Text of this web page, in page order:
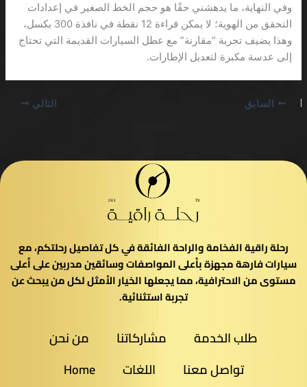
وفي النهاية، ما يدهشني حقًا هو حجم الخط الصغير في إعدادات
التحقق من الهوية؛ لا يمكن قراءة 12 نقطة في نافذة 300 بكسل،
وهذا يضيف تجربة “مقارنة” مع عطل السيارات القديمة التي تحتاج
إلى عدسة مكبرة لتعديل الإطارات.
السابق التالي
رحلة راقية الفخامة والراحة الفائقة في كل تفاصيل رحلتكم، مع
سيارات فارهة مجهزة بأعلى المواصفات وسائقين مدربين على أعلى
مستوى من الاحترافية، مما يجعلها الخيار الأمثل لكل من يبحث عن
تجربة استثنائية.
طلب الخدمة مشاركاتنا
من نحن
تواصل معنا
اللغات Home